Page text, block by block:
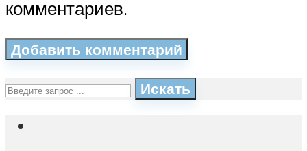
комментариев.
Искать